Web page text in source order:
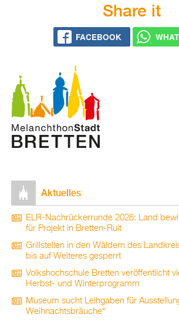
Share it
FACE­BOOK
Ak­tu­el­les
ELR-Nach­rü­ck­er­run­de 2026: Land
für Pro­jekt in Brett­en-Ruit
Grill­stel­len in den Wäl­dern des
bis auf Wei­te­res ge­sperrt
Volks­hoch­schu­le Brett­en ver­öf­fent­licht
Herbst- und Win­ter­pro­gramm
Mu­se­um sucht Leih­ga­ben für
Weih­nachts­bräu­che“